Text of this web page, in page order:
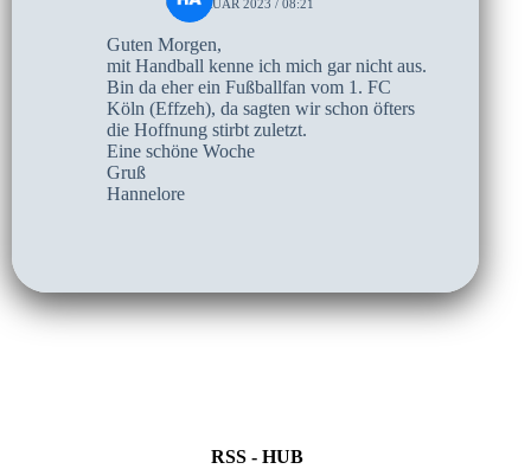
6. FEBRUAR 2023 / 08:21
Guten Morgen,
mit Handball kenne ich mich gar nicht aus.
Bin da eher ein Fußballfan vom 1. FC
Köln (Effzeh), da sagten wir schon öfters
die Hoffnung stirbt zuletzt.
Eine schöne Woche
Gruß
Hannelore
RSS - HUB